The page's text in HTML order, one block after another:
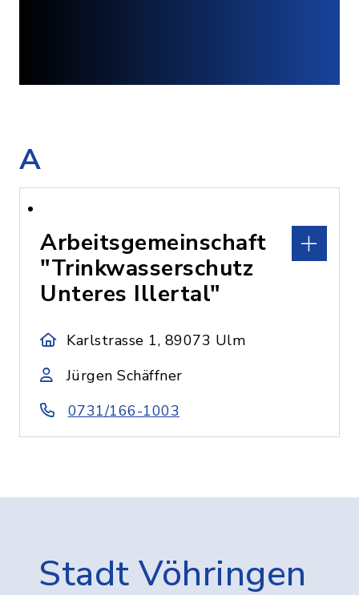
A
Arbeitsgemeinschaft
"Trinkwasserschutz
Unteres Illertal"
Karlstrasse 1, 89073 Ulm
Jürgen Schäffner
0731/166-1003
Stadt Vöhringen